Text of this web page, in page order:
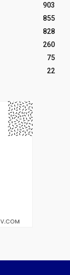
903
855
828
260
75
22